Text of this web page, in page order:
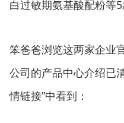
白过敏期氨基酸配粉等5
笨爸爸浏览这两家企业
公司的产品中心介绍已
情链接”中看到：